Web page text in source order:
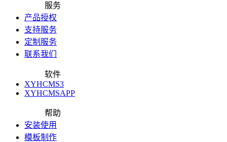
服务
产品授权
支持服务
定制服务
联系我们
软件
XYHCMS3
XYHCMSAPP
帮助
安装使用
模板制作